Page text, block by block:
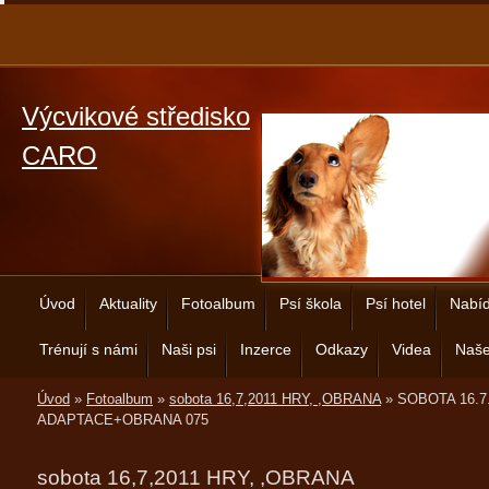
Výcvikové středisko
CARO
Úvod Aktuality Fotoalbum Psí škola Psí hotel
Trénují s námi Naši psi Inzerce Odkazy Videa
Úvod » Fotoalbum » sobota 16,7,2011 HRY, ,OBRANA» SOBOTA
ADAPTACE+OBRANA 075
sobota 16,7,2011 HRY, ,OBRANA